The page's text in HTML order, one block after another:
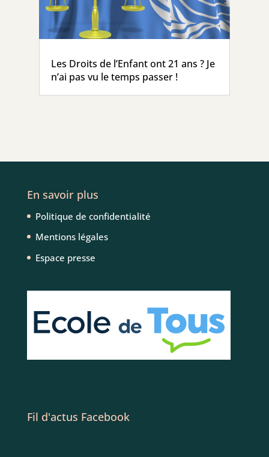
Les Droits de l’Enfant ont 21 ans ? Je
n’ai pas vu le temps passer !
En savoir plus
Politique de confidentialité
Mentions légales
Espace presse
Fil d'actus Facebook